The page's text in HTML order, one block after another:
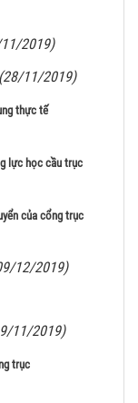
2019)
(28/11/2019)
thực tế
lực học cầu trục
của cổng trục
12/2019)
11/2019)
trục